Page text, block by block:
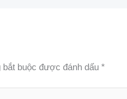
buộc được đánh dấu*